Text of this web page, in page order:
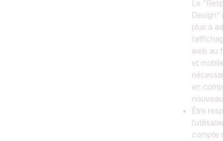
Le
Design”
plus à
web au
et
en
Être
compte